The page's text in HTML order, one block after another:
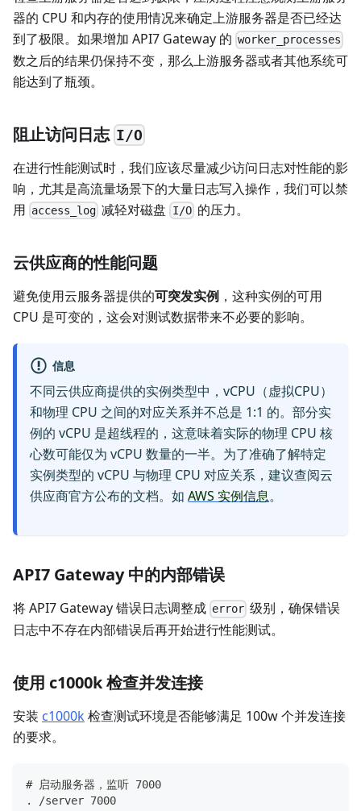
器的 CPU 和内存的使用情况来确定上游服务器是否已经达
到了极限。如果增加 API7 Gateway 的 worker_processes
数之后的结果仍保持不变，那么上游服务器或者其他系统可
能达到了瓶颈。
阻止访问日志 I/O
在进行性能测试时，我们应该尽量减少访问日志对性能的影
响，尤其是高流量场景下的大量日志写入操作，我们可以禁
用 access_log 减轻对磁盘 I/O的压力。
云供应商的性能问题
避免使用云服务器提供的可突发实例 ，这种实例的可用
CPU 是可变的，这会对测试数据带来不必要的影响。
信息
不同云供应商提供的实例类型中，vCPU（虚拟CPU）
和物理 CPU 之间的对应关系并不总是 1:1 的。部分实
例的 vCPU 是超线程的，这意味着实际的物理 CPU 核
心数可能仅为 vCPU 数量的一半。为了准确了解特定
实例类型的 vCPU 与物理 CPU 对应关系，建议查阅云
供应商官方公布的文档。如 AWS 实例信息。
API7 Gateway 中的内部错误
将 API7 Gateway 错误日志调整成 error 级别，确保错误
日志中不存在内部错误后再开始进行性能测试。
使用 c1000k 检查并发连接
安装 c1000k检查测试环境是否能够满足 100w 个并发连接
的要求。
# 启动服务器，监听 7000
. /server 7000